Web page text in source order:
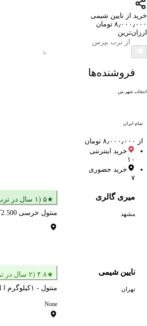
خرید از نایین شیمی
۸٫۰۰۰٫۰۰۰ تومان
ارزان‌ترین
فروشنده‌ها
انتخاب شهر من
تمام ایران
از ۸٫۰۰۰٫۰۰۰ تومان
خرید اینترنتی
۱۰
خرید حضوری
۷
میری گالری
مشهد
★۵ (۱ سال در ترب)
منتول خرسی 2.500کیلویی
نایین شیمی
تهران
★۴.۸ (۲ سال در ترب)
منتول - ۱کیلوگرم ا Menthol
None